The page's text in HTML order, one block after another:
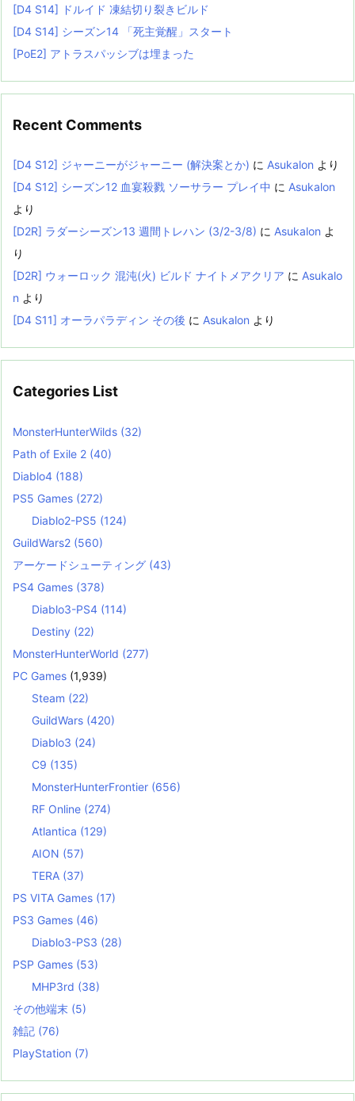
[D4 S14] ドルイド 凍結切り裂きビルド
[D4 S14] シーズン14 「死主覚醒」スタート
[PoE2] アトラスパッシブは埋まった
Recent Comments
[D4 S12] ジャーニーがジャーニー (解決案とか) に Asukalon より
[D4 S12] シーズン12 血宴殺戮 ソーサラー プレイ中 に Asukalon
より
[D2R] ラダーシーズン13 週間トレハン (3/2-3/8) に Asukalon よ
り
[D2R] ウォーロック 混沌(火) ビルド ナイトメアクリア に Asukalo
n より
[D4 S11] オーラパラディン その後 に Asukalon より
Categories List
MonsterHunterWilds (32)
Path of Exile 2 (40)
Diablo4 (188)
PS5 Games (272)
Diablo2-PS5 (124)
GuildWars2 (560)
アーケードシューティング (43)
PS4 Games (378)
Diablo3-PS4 (114)
Destiny (22)
MonsterHunterWorld (277)
PC Games (1,939)
Steam (22)
GuildWars (420)
Diablo3 (24)
C9 (135)
MonsterHunterFrontier (656)
RF Online (274)
Atlantica (129)
AION (57)
TERA (37)
PS VITA Games (17)
PS3 Games (46)
Diablo3-PS3 (28)
PSP Games (53)
MHP3rd (38)
その他端末 (5)
雑記 (76)
PlayStation (7)